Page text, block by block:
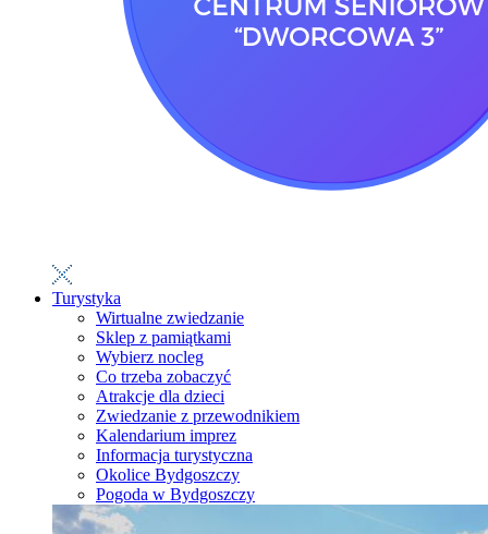
Turystyka
Wirtualne zwiedzanie
Sklep z pamiątkami
Wybierz nocleg
Co trzeba zobaczyć
Atrakcje dla dzieci
Zwiedzanie z przewodnikiem
Kalendarium imprez
Informacja turystyczna
Okolice Bydgoszczy
Pogoda w Bydgoszczy